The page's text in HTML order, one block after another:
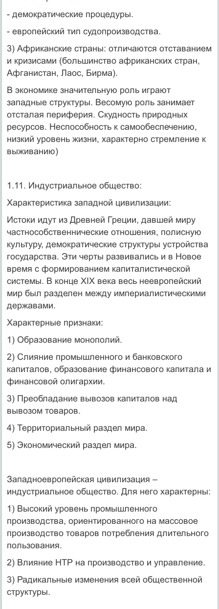
- демократические процедуры.
- европейский тип судопроизводства.
3) Африканские страны: отличаются отставанием
и кризисами (большинство африканских стран,
Афганистан, Лаос, Бирма).
В экономике значительную роль играют
западные структуры. Весомую роль занимает
отсталая периферия. Скудность природных
ресурсов. Неспособность к самообеспечению,
низкий уровень жизни, характерно стремление к
выживанию)
1.11. Индустриальное общество:
Характеристика западной цивилизации:
Истоки идут из Древней Греции, давшей миру
частнособственнические отношения, полисную
культуру, демократические структуры устройства
государства. Эти черты развивались и в Новое
время с формированием капиталистической
системы. В конце XIX века весь неевропейский
мир был разделен между империалистическими
державами.
Характерные признаки:
1) Образование монополий.
2) Слияние промышленного и банковского
капиталов, образование финансового капитала и
финансовой олигархии.
3) Преобладание вывозов капиталов над
вывозом товаров.
4) Территориальный раздел мира.
5) Экономический раздел мира.
Западноевропейская цивилизация –
индустриальное общество. Для него характерны:
1) Высокий уровень промышленного
производства, ориентированного на массовое
производство товаров потребления длительного
пользования.
2) Влияние НТР на производство и управление.
3) Радикальные изменения всей общественной
структуры.